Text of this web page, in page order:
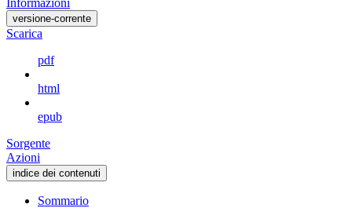
Informazioni
versione-corrente
Scarica
pdf
html
epub
Sorgente
Azioni
indice dei contenuti
Sommario